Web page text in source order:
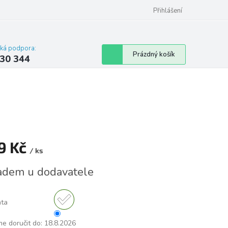
Přihlášení
podpora:
344
Nákupní
košík
Prázdný košík
Kč / ks
u dodavatele
doručit do: 18.8.2026